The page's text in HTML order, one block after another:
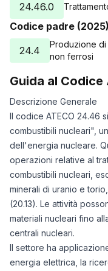
24.46.0
Codice padre
24.4
Produzione di
non ferrosi
Guida al Codice
Descrizione Generale
Il codice ATECO 24.46
combustibili nucleari",
dell'energia nucleare.
operazioni relative al
combustibili nucleari,
minerali di uranio e
(20.13). Le attività
materiali nucleari fino
centrali nucleari.
Il settore ha
energia elettrica, la